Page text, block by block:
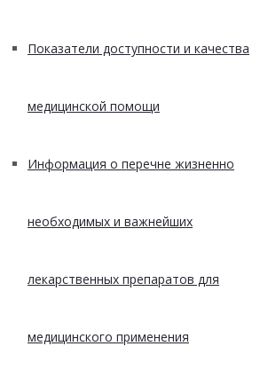
Показатели доступности и качества
медицинской помощи
Информация о перечне жизненно
необходимых и важнейших
лекарственных препаратов для
медицинского применения